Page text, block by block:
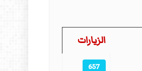
الزيارات
657